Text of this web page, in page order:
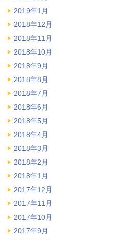
2019年1月
2018年12月
2018年11月
2018年10月
2018年9月
2018年8月
2018年7月
2018年6月
2018年5月
2018年4月
2018年3月
2018年2月
2018年1月
2017年12月
2017年11月
2017年10月
2017年9月